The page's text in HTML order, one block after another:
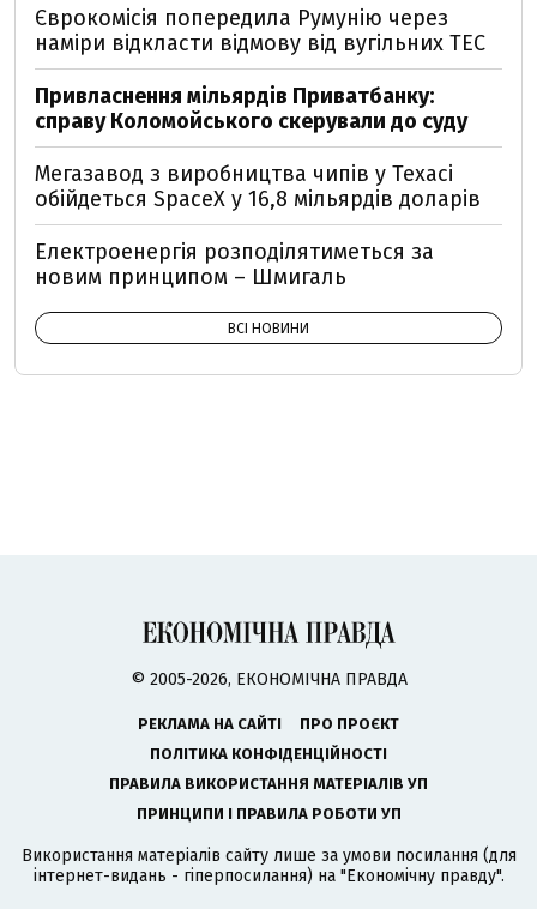
Єврокомісія попередила Румунію через
наміри відкласти відмову від вугільних ТЕС
Привласнення мільярдів Приватбанку:
справу Коломойського скерували до суду
Мегазавод з виробництва чипів у Техасі
обійдеться SpaceX у 16,8 мільярдів доларів
Електроенергія розподілятиметься за
новим принципом – Шмигаль
ВСІ НОВИНИ
© 2005-2026, ЕКОНОМІЧНА ПРАВДА
РЕКЛАМА НА САЙТІ
ПРО ПРОЄКТ
ПОЛІТИКА КОНФІДЕНЦІЙНОСТІ
ПРАВИЛА ВИКОРИСТАННЯ МАТЕРІАЛІВ УП
ПРИНЦИПИ І ПРАВИЛА РОБОТИ УП
Використання матеріалів сайту лише за умови посилання (для
інтернет-видань - гіперпосилання) на "Економічну правду".